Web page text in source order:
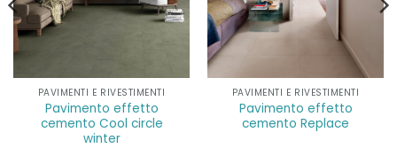
PAVIMENTI E RIVESTIMENTI
Pavimento effetto
cemento Cool circle
winter
PAVIMENTI E RIVESTIMENTI
Pavimento effetto
cemento Replace